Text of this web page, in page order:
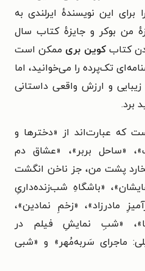
برای این نویسندهٔ ایرلندی به
من بوکر و جایزه‌ٔ کتاب سال
کتابکوین بری ممکن است
تک‌پرده را می‌خوانید، اما
و ارزش واقعی داستانی
برد.
«دخترها و
«ساحل بربر»، «عشاق دم
پشت من، جز ناخن انگشت
«باشگاهِ شب‌زنده‌داریِ
مادرزاد»، «زخمِ نمادین»،
«شبِ نمایشِ فیلم در
ماجرای سَربه‌مُهر» و «شبی